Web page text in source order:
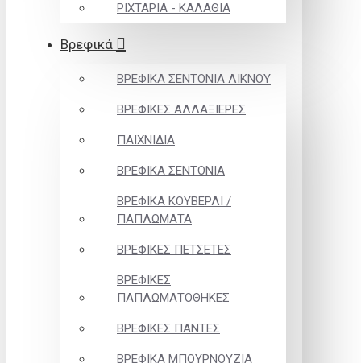
ΡΙΧΤΑΡΙΑ - ΚΑΛΑΘΙΑ
Βρεφικά
ΒΡΕΦΙΚΑ ΣΕΝΤΟΝΙΑ ΛΙΚΝΟΥ
ΒΡΕΦΙΚΕΣ ΑΛΛΑΞΙΕΡΕΣ
ΠΑΙΧΝΙΔΙΑ
ΒΡΕΦΙΚΑ ΣΕΝΤΟΝΙΑ
ΒΡΕΦΙΚΑ ΚΟΥΒΕΡΛΙ /
ΠΑΠΛΩΜΑΤΑ
ΒΡΕΦΙΚΕΣ ΠΕΤΣΕΤΕΣ
ΒΡΕΦΙΚΕΣ
ΠΑΠΛΩΜΑΤΟΘΗΚΕΣ
ΒΡΕΦΙΚΕΣ ΠΑΝΤΕΣ
ΒΡΕΦΙΚΑ ΜΠΟΥΡΝΟΥΖΙΑ